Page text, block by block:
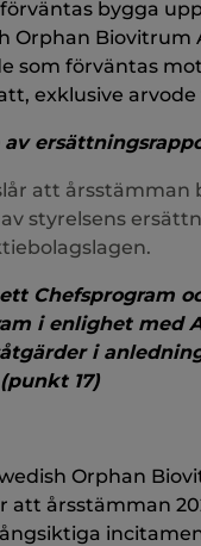
bygga
Orphan Biovitrum
som förväntas
exklusive
av
att årsstämman
styrelsens
Chefsprogram
i enlighet med
i
17)
Orphan
att årsstämman